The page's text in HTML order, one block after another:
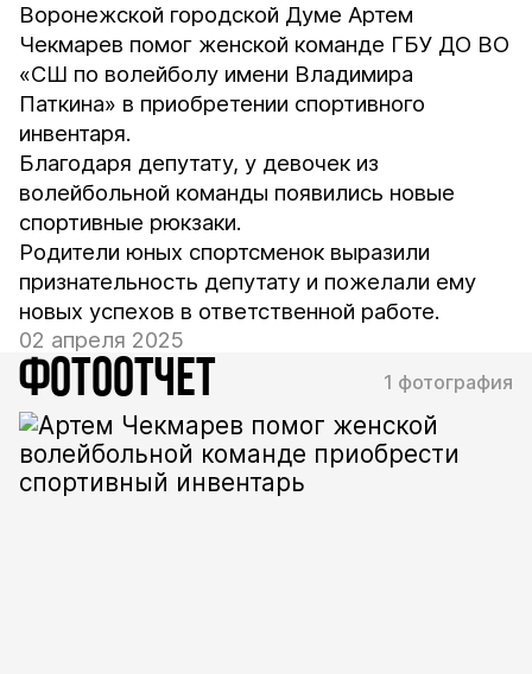
Воронежской городской Думе Артем
Чекмарев помог женской команде ГБУ ДО ВО
«СШ по волейболу имени Владимира
Паткина» в приобретении спортивного
инвентаря.
Благодаря депутату, у девочек из
волейбольной команды появились новые
спортивные рюкзаки.
Родители юных спортсменок выразили
признательность депутату и пожелали ему
новых успехов в ответственной работе.
02 апреля 2025
ФОТООТЧЕТ 1 фотография